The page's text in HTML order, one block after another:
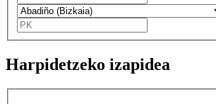
Harpidetzeko izapidea